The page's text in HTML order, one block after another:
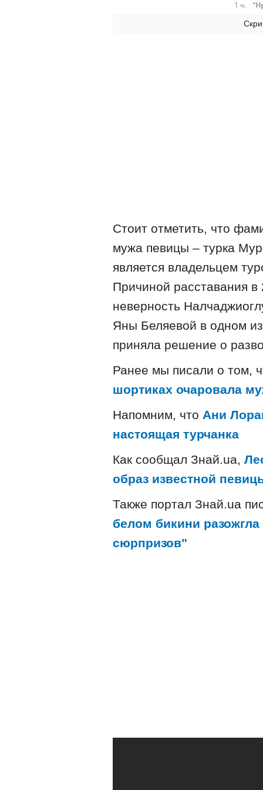
Стоит отметить, что
мужа певицы – турка
является владельцем
Причиной расставания в
неверность
Яны Беляевой в одном
приняла решение о
Ранее мы писали о том,
шортиках очаровала
Напомним, что Ани
настоящая турчанка
Как сообщал Знай.ua,
образ известной
Также портал Знай.ua
белом бикини
сюрпризов"